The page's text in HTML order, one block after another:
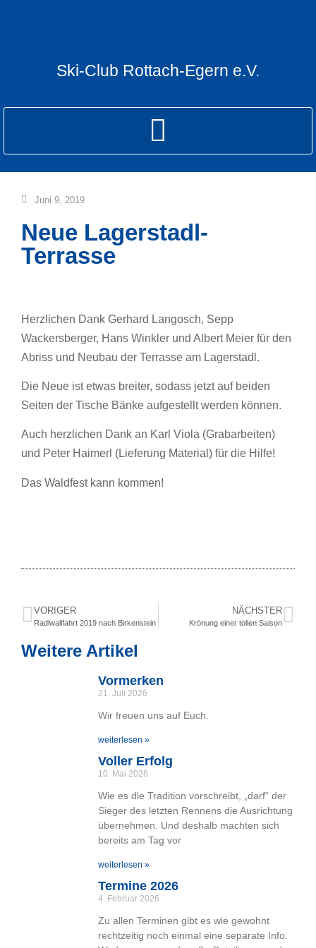
Ski-Club Rottach-Egern e.V.
Juni 9, 2019
Neue Lagerstadl-
Terrasse
Herzlichen Dank Gerhard Langosch, Sepp
Wackersberger, Hans Winkler und Albert Meier für den
Abriss und Neubau der Terrasse am Lagerstadl.
Die Neue ist etwas breiter, sodass jetzt auf beiden
Seiten der Tische Bänke aufgestellt werden können.
Auch herzlichen Dank an Karl Viola (Grabarbeiten)
und Peter Haimerl (Lieferung Material) für die Hilfe!
Das Waldfest kann kommen!
VORIGER
Radlwallfahrt 2019 nach Birkenstein
NÄCHSTER
Krönung einer tollen Saison
Weitere Artikel
Vormerken
21. Juli 2026
Wir freuen uns auf Euch.
weiterlesen »
Voller Erfolg
10. Mai 2026
Wie es die Tradition vorschreibt, „darf“ der
Sieger des letzten Rennens die Ausrichtung
übernehmen. Und deshalb machten sich
bereits am Tag vor
weiterlesen »
Termine 2026
4. Februar 2026
Zu allen Terminen gibt es wie gewohnt
rechtzeitig noch einmal eine separate Info.